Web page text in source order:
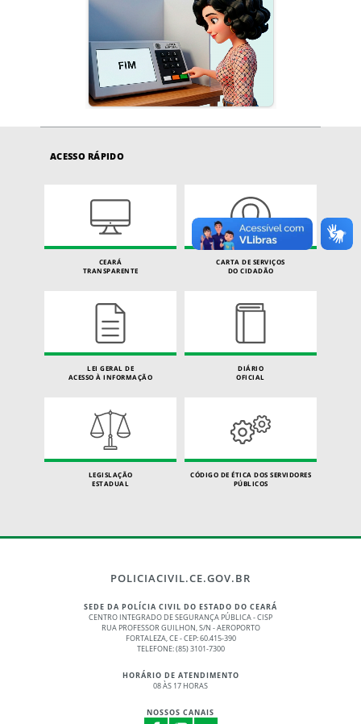
ACESSO RÁPIDO
CEARÁ
TRANSPARENTE
CARTA DE SERVIÇOS
DO CIDADÃO
LEI GERAL DE
ACESSO À INFORMAÇÃO
DIÁRIO
OFICIAL
LEGISLAÇÃO
ESTADUAL
CÓDIGO DE ÉTICA DOS SERVIDORES
PÚBLICOS
POLICIACIVIL.CE.GOV.BR
SEDE DA POLÍCIA CIVIL DO ESTADO DO CEARÁ
CENTRO INTEGRADO DE SEGURANÇA PÚBLICA - CISP
RUA PROFESSOR GUILHON, S/N - AEROPORTO
FORTALEZA, CE - CEP: 60.415-390
TELEFONE: (85) 3101-7300
HORÁRIO DE ATENDIMENTO
08 ÀS 17 HORAS
NOSSOS CANAIS